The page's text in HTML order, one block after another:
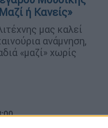
ή Κανείς»
μας καλεί
ανάμνηση,
«μαζί» χωρίς